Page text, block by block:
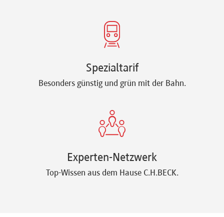
Spezialtarif
Besonders günstig und grün mit der Bahn.
Experten-Netzwerk
Top-Wissen aus dem Hause C.H.BECK.